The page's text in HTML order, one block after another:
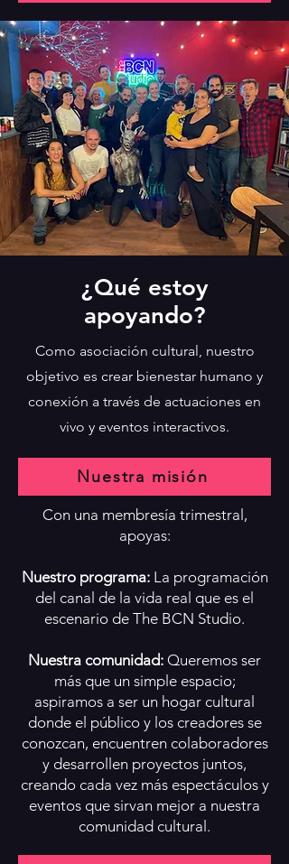
¿Qué estoy
apoyando?
Como asociación cultural, nuestro
objetivo es crear bienestar humano y
conexión a través de actuaciones en
vivo y eventos interactivos.
Nuestra misión
Con una membresía trimestral,
apoyas:
Nuestro programa:La programación
del canal de la vida real que es el
escenario de The BCN Studio.
Nuestra comunidad: Queremos ser
más que un simple espacio;
aspiramos a ser un hogar cultural
donde el público y los creadores se
conozcan, encuentren colaboradores
y desarrollen proyectos juntos,
creando cada vez más espectáculos y
eventos que sirvan mejor a nuestra
comunidad cultural.